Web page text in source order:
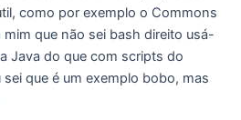
como por exemplo o Commons
mim que não sei bash direito usá-
Java do que com scripts do
que é um exemplo bobo, mas